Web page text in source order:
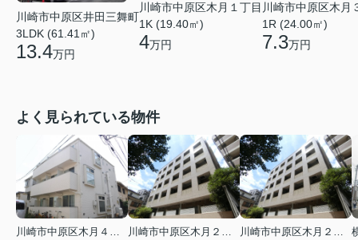
川崎市中原区井田三舞町
3LDK (61.41㎡)
13.4万円
川崎市中原区木月１丁目
1K (19.40㎡)
4万円
川崎市中原区木月
1R (24.00㎡)
7.3万円
よく見られている物件
川崎市中原区木月４丁目
川崎市中原区木月２丁目
川崎市中原区木月２丁目